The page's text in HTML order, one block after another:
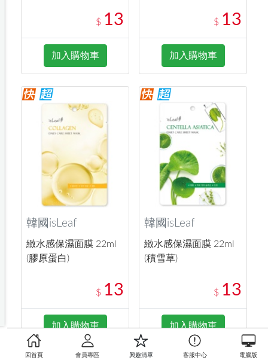
$ 13
加入購物車
$ 13
加入購物車
韓國isLeaf
緻水感保濕面膜 22ml
(膠原蛋白)
$ 13
加入購物車
韓國isLeaf
緻水感保濕面膜 22ml
(積雪草)
$ 13
加入購物車
回首頁 會員專區 興趣清單 客服中心 電腦版